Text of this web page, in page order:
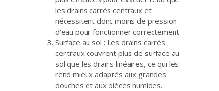
les drains carrés centraux et
nécessitent donc moins de pression
d'eau pour fonctionner correctement.
Surface au sol : Les drains carrés
centraux couvrent plus de surface au
sol que les drains linéaires, ce qui les
rend mieux adaptés aux grandes
douches et aux pièces humides.